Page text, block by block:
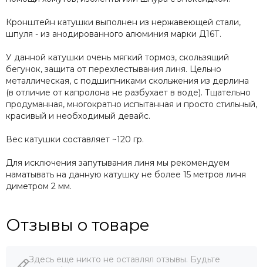
Кронштейн катушки выполнен из нержавеющей стали,
шпуля - из анодированного алюминия марки Д16Т.
У данной катушки очень мягкий тормоз, скользящий
бегунок, защита от перехлестывания линя. Цельно
металлическая, с подшипниками скольжения из дерлина
(в отличие от капролона не разбухает в воде). Тщательно
продуманная, многократно испытанная и просто стильный,
красивый и необходимый девайс.
Вес катушки составляет ~120 гр.
Для исключения запутывания линя мы рекомендуем
наматывать на данную катушку не более 15 метров линя
диметром 2 мм.
Отзывы о товаре
Здесь еще никто не оставлял отзывы. Будьте